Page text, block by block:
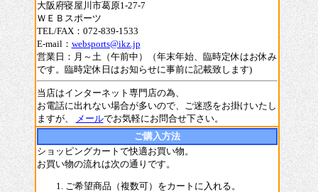
大阪府寝屋川市葛原1-27-7
ＷＥＢスポーツ
TEL/FAX：072-839-1533
E-mail： websports@ikz.jp
営業日：月～土（午前中）（年末年始、臨時定休はお休み
です。臨時定休日はお知らせに事前に記載致します)
当店はインターネット専門店の為、
お電話に出れない場合が多いので、ご迷惑をお掛けいたし
ますが、
メールでお気軽にお問合せ下さい。
ご購入方法
ショッピングカートで快適お買い物。
お買い物の流れは次の通りです。
ご希望商品（複数可）をカートに入れる。